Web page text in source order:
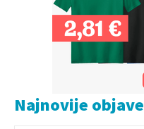
Najnovije objave